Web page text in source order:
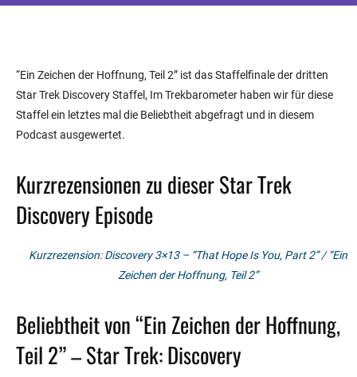
“Ein Zeichen der Hoffnung, Teil 2” ist das Staffelfinale der dritten
Star Trek Discovery Staffel, Im Trekbarometer haben wir für diese
Staffel ein letztes mal die Beliebtheit abgefragt und in diesem
Podcast ausgewertet.
Kurzrezensionen zu dieser Star Trek
Discovery Episode
Kurzrezension: Discovery 3×13 – “That Hope Is You, Part 2” / “Ein
Zeichen der Hoffnung, Teil 2”
Beliebtheit von “Ein Zeichen der Hoffnung,
Teil 2” – Star Trek: Discovery